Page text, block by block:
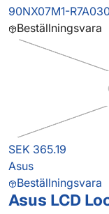
90NX07M1-
Beställningsvara
SEK 365.19
Asus
Beställningsvara
Asus LCD